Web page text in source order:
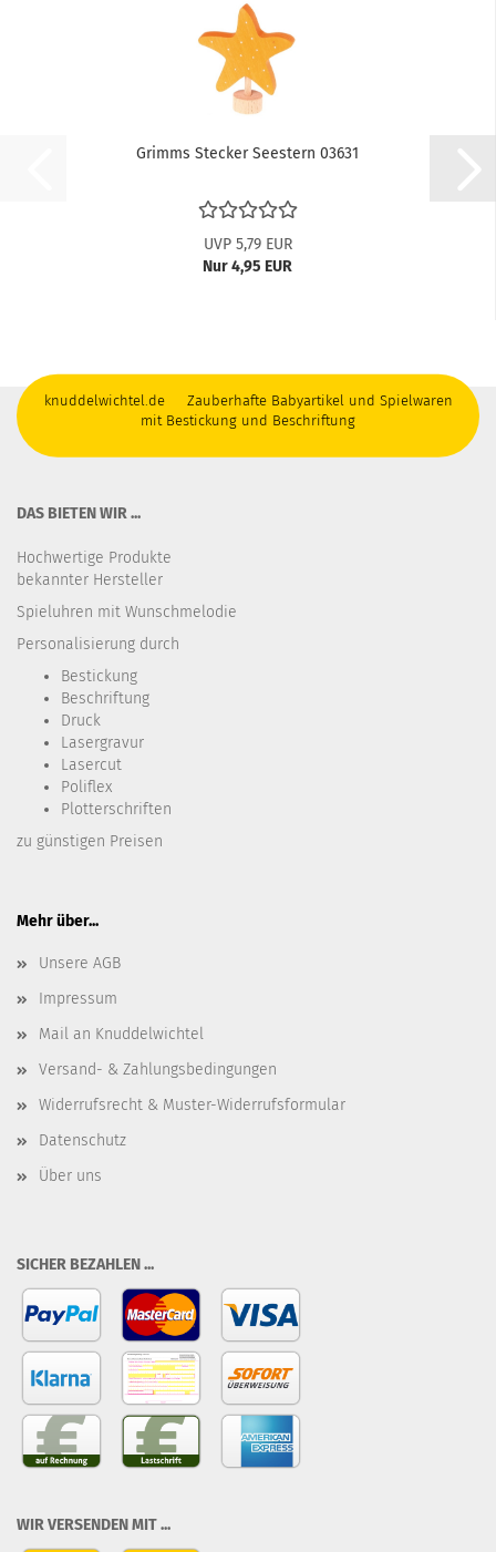
Grimms Stecker Seestern 03631
UVP 5,79 EUR
Nur 4,95 EUR
knuddelwichtel.de Zauberhafte Babyartikel und Spielwaren
mit Bestickung und Beschriftung
DAS BIETEN WIR ...
Hochwertige Produkte
bekannter Hersteller
Spieluhren mit Wunschmelodie
Personalisierung durch
Bestickung​
Beschriftung
Druck
Lasergravur
Lasercut
Poliflex
Plotterschriften
zu günstigen Preisen
Mehr über...
Unsere AGB
Impressum
Mail an Knuddelwichtel
Versand- & Zahlungsbedingungen
Widerrufsrecht & Muster-Widerrufsformular
Datenschutz
Über uns
SICHER BEZAHLEN ...
WIR VERSENDEN MIT ...